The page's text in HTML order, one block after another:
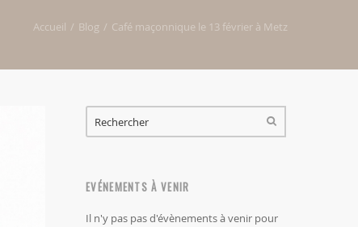
Accueil Blog Café maçonnique le 13 février à Metz
FORMULAIRE DE RECHERCHE
EVÉNEMENTS À VENIR
Il n'y pas pas d'évènements à venir pour